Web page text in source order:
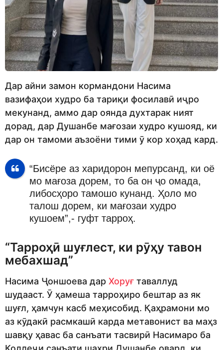
Дар айни замон кормандони Насима
вазифаҳои худро ба тариқи фосилавӣ иҷро
мекунанд, аммо дар оянда духтарак ният
дорад, дар Душанбе мағозаи худро кушояд, ки
дар он тамоми аъзоёни тими ӯ кор хоҳад кард.
“Бисёре аз харидорон мепурсанд, ки оё
мо мағоза дорем, то ба он ҷо омада,
либосҳоро тамошо кунанд. Ҳоло мо
талош дорем, ки мағозаи худро
кушоем”,- гуфт тарроҳ.
“Тарроҳӣ шуғлест, ки рӯҳу тавон
мебахшад”
Насима Ҷоншоева дар Хоруғ таваллуд
шудааст. Ӯ ҳамеша тарроҳиро бештар аз як
шуғл, ҳамчун касб меҳисобид. Қаҳрамони мо
аз кӯдакӣ расмкашӣ карда метавонист ва маҳз
шавқу ҳавас ба санъати тасвирӣ Насимаро ба